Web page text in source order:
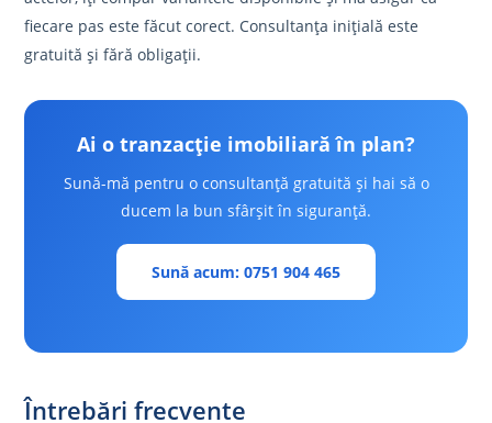
fiecare pas este făcut corect. Consultanța inițială este
gratuită și fără obligații.
Ai o tranzacție imobiliară în plan?
Sună-mă pentru o consultanță gratuită și hai să o
ducem la bun sfârșit în siguranță.
Sună acum: 0751 904 465
Întrebări frecvente